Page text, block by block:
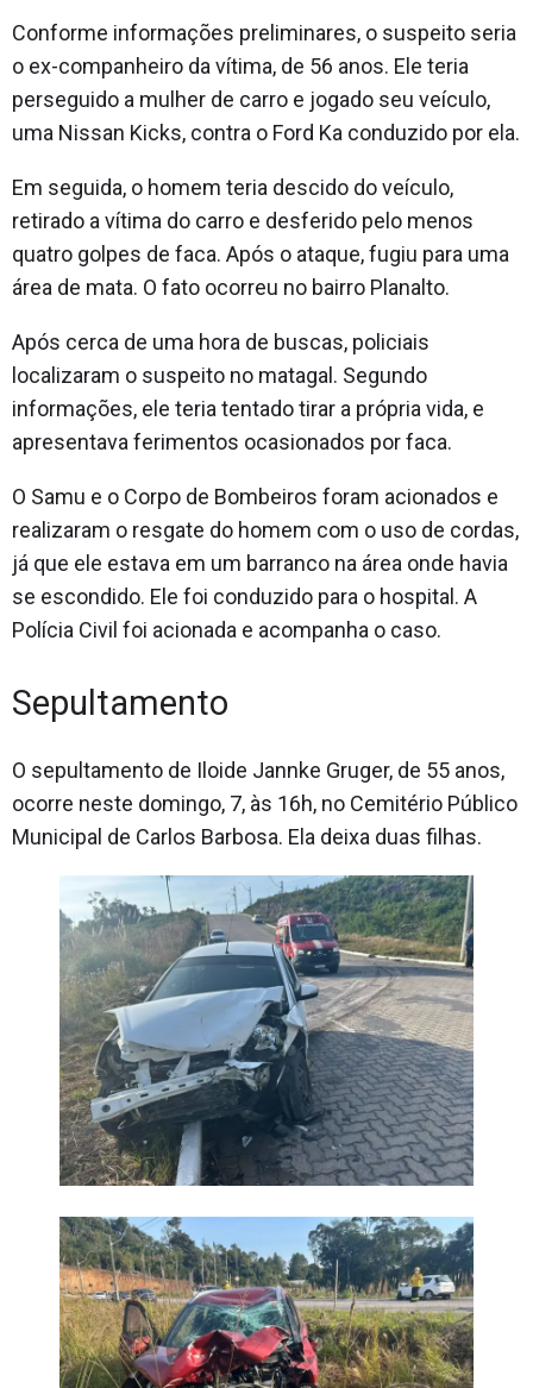
Conforme informações preliminares, o suspeito seria
o ex-companheiro da vítima, de 56 anos. Ele teria
perseguido a mulher de carro e jogado seu veículo,
uma Nissan Kicks, contra o Ford Ka conduzido por ela.
Em seguida, o homem teria descido do veículo,
retirado a vítima do carro e desferido pelo menos
quatro golpes de faca. Após o ataque, fugiu para uma
área de mata. O fato ocorreu no bairro Planalto.
Após cerca de uma hora de buscas, policiais
localizaram o suspeito no matagal. Segundo
informações, ele teria tentado tirar a própria vida, e
apresentava ferimentos ocasionados por faca.
O Samu e o Corpo de Bombeiros foram acionados e
realizaram o resgate do homem com o uso de cordas,
já que ele estava em um barranco na área onde havia
se escondido. Ele foi conduzido para o hospital. A
Polícia Civil foi acionada e acompanha o caso.
Sepultamento
O sepultamento de Iloide Jannke Gruger, de 55 anos,
ocorre neste domingo, 7, às 16h, no Cemitério Público
Municipal de Carlos Barbosa. Ela deixa duas filhas.